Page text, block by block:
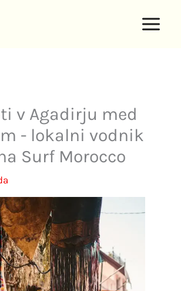
v Agadirju med
- lokalni vodnik
Surf Morocco